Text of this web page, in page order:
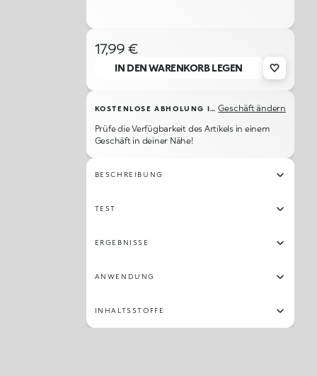
17,99 €
IN DEN WARENKORB LEGEN
KOSTENLOSE ABHOLUNG IM GESCHÄFT Geschäft ändern
Prüfe die Verfügbarkeit des Artikels in einem
Geschäft in deiner Nähe!
BESCHREIBUNG
TEST
ERGEBNISSE
ANWENDUNG
INHALTSSTOFFE